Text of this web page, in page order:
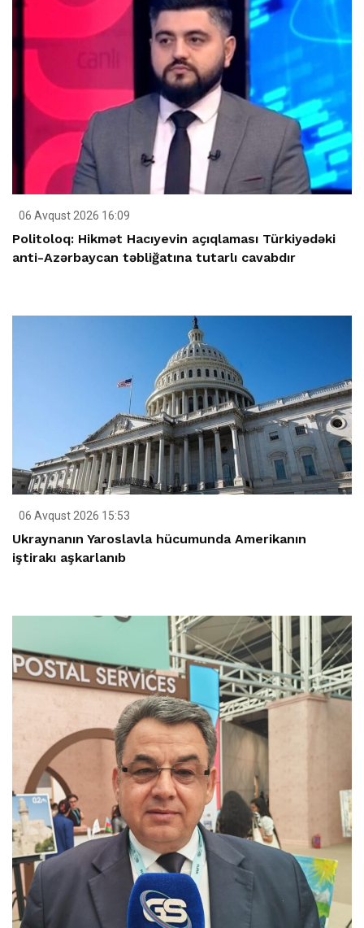
06 Avqust 2026 16:09
Politoloq: Hikmət Hacıyevin açıqlaması Türkiyədəki
anti-Azərbaycan təbliğatına tutarlı cavabdır
06 Avqust 2026 15:53
Ukraynanın Yaroslavla hücumunda Amerikanın
iştirakı aşkarlanıb